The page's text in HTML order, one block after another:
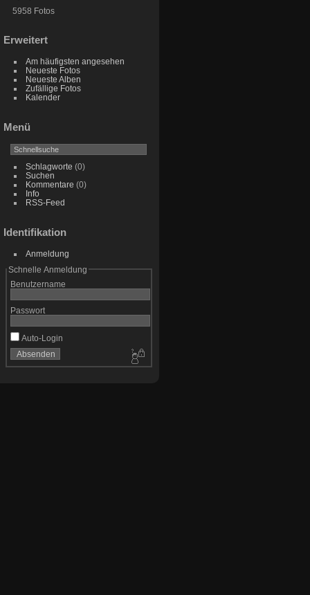
5958 Fotos
Erweitert
Am häufigsten angesehen
Neueste Fotos
Neueste Alben
Zufällige Fotos
Kalender
Menü
Schlagworte (0)
Suchen
Kommentare (0)
Info
RSS-Feed
Identifikation
Anmeldung
Schnelle Anmeldung
Benutzername
Passwort
Auto-Login